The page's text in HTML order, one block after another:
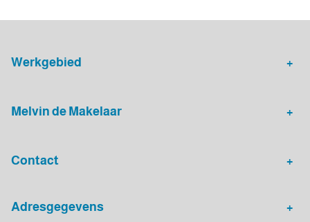
Werkgebied
Melvin de Makelaar
Contact
030 - 20 72 575
Adresgegevens